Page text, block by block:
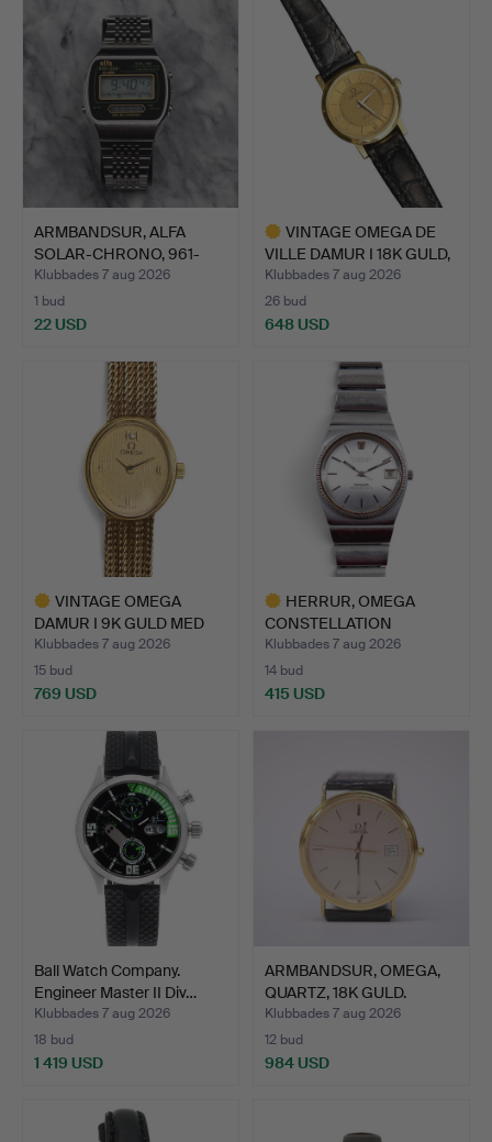
ARMBANDSUR, ALFA
SOLAR-CHRONO, 961-
2030, S…
Klubbades 7 aug 2026
1 bud
22 USD
VINTAGE OMEGA DE
VILLE DAMUR I 18K GULD,
K…
Klubbades 7 aug 2026
26 bud
648 USD
VINTAGE OMEGA
DAMUR I 9K GULD MED
DIAMANT,…
Klubbades 7 aug 2026
15 bud
769 USD
HERRUR, OMEGA
CONSTELLATION
MEGASONIC.
Klubbades 7 aug 2026
14 bud
415 USD
Ball Watch Company.
Engineer Master II Div…
Klubbades 7 aug 2026
18 bud
1 419 USD
ARMBANDSUR, OMEGA,
QUARTZ, 18K GULD.
Klubbades 7 aug 2026
12 bud
984 USD